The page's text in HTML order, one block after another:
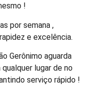
!
por semana ,
e excelência.
Gerônimo aguarda
lugar de no
serviço rápido !